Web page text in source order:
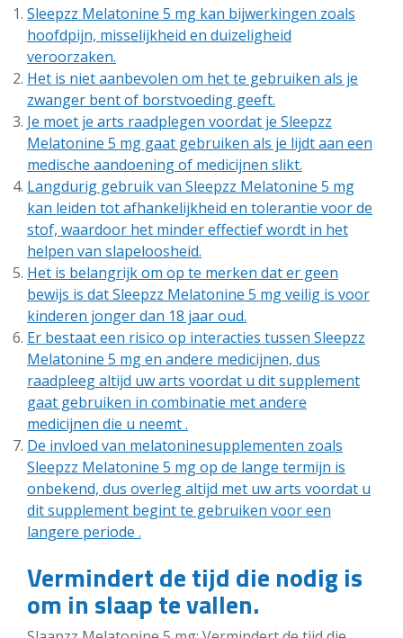
Sleepzz Melatonine 5 mg kan bijwerkingen zoals
hoofdpijn, misselijkheid en duizeligheid
veroorzaken.
Het is niet aanbevolen om het te gebruiken als je
zwanger bent of borstvoeding geeft.
Je moet je arts raadplegen voordat je Sleepzz
Melatonine 5 mg gaat gebruiken als je lijdt aan een
medische aandoening of medicijnen slikt.
Langdurig gebruik van Sleepzz Melatonine 5 mg
kan leiden tot afhankelijkheid en tolerantie voor de
stof, waardoor het minder effectief wordt in het
helpen van slapeloosheid.
Het is belangrijk om op te merken dat er geen
bewijs is dat Sleepzz Melatonine 5 mg veilig is voor
kinderen jonger dan 18 jaar oud.
Er bestaat een risico op interacties tussen Sleepzz
Melatonine 5 mg en andere medicijnen, dus
raadpleeg altijd uw arts voordat u dit supplement
gaat gebruiken in combinatie met andere
medicijnen die u neemt .
De invloed van melatoninesupplementen zoals
Sleepzz Melatonine 5 mg op de lange termijn is
onbekend, dus overleg altijd met uw arts voordat u
dit supplement begint te gebruiken voor een
langere periode .
Vermindert de tijd die nodig is
om in slaap te vallen.